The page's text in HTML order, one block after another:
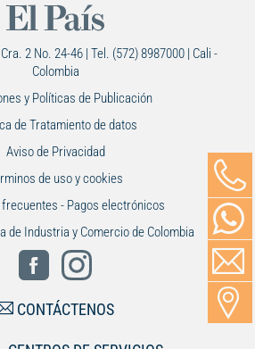
2 No. 24-46 | Tel. (572) 8987000 | Cali -
Colombia
y Políticas de Publicación
de Tratamiento de datos
Aviso de Privacidad
de uso y cookies
- Pagos electrónicos
de Industria y Comercio de Colombia
CONTÁCTENOS